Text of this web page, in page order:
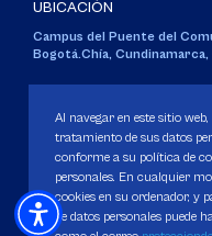
UBICACIÓN
Campus del Puente del
Bogotá.Chía, Cundinamarca,
Personería Jurídica:Resolución
Ministerio de Educación
Al navegar en este sitio
tratamiento de sus datos
conforme a su política de
personales. En cualquier
cookies en su ordenador, y
de datos personales puede